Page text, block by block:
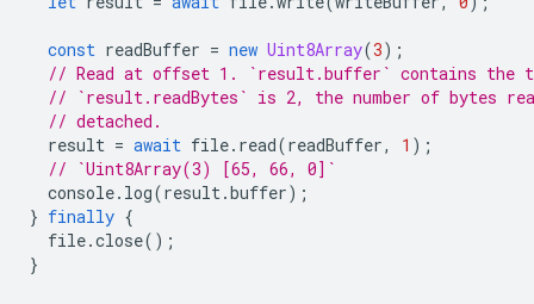
const readBuffer = new Uint8Array(3);
// Read at offset 1. `result.buffer` contains the
// `result.readBytes` is 2, the number of bytes
// detached.
result = await file. read(readBuffer, 1 );
// `Uint8Array(3) [65, 66, 0]`
console. log(result.buffer);
} finally {
file.close();
}